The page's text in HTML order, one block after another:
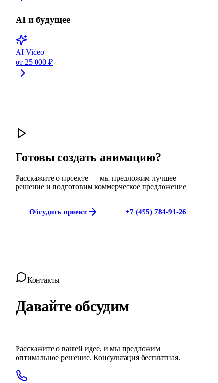
AI и будущее
AI Video
от 25 000 ₽
Готовы создать анимацию?
Расскажите о проекте — мы предложим лучшее
решение и подготовим коммерческое предложение
Обсудить проект +7 (495) 784-91-26
Контакты
Давайте обсудим
Расскажите о вашей идее, и мы предложим
оптимальное решение. Консультация бесплатная.